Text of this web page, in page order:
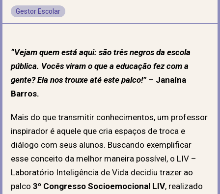
Gestor Escolar
“Vejam quem está aqui: são três negros da escola
pública. Vocês viram o que a educação fez com a
gente? Ela nos trouxe até este palco!”– Janaína
Barros.
Mais do que transmitir conhecimentos, um professor
inspirador é aquele que cria espaços de troca e
diálogo com seus alunos. Buscando exemplificar
esse conceito da melhor maneira possível, o LIV –
Laboratório Inteligência de Vida decidiu trazer ao
palco 3º Congresso Socioemocional LIV, realizado